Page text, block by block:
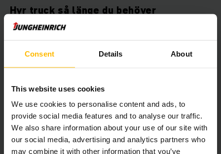
Consent Details About
This website uses cookies
We use cookies to personalise content and ads, to
provide social media features and to analyse our traffic.
We also share information about your use of our site with
our social media, advertising and analytics partners who
may combine it with other information that you’ve
Hyr truck så länge du behöver
Om du önskar hyra truck har du kommit rätt. Vi har truckar att
innefattar allt från eldrivna pallyftare till skjutstativtruckar
Här kan du välja vilken truck du vill
hyra direkt online